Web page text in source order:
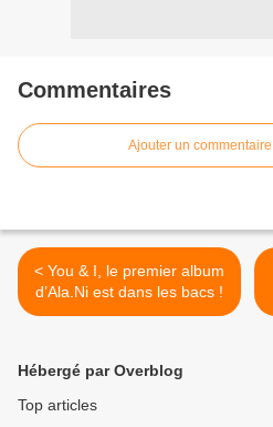
Commentaires
Ajouter un commentaire
< You & I, le premier album
d’Ala.Ni est dans les bacs !
Hébergé par Overblog
Top articles